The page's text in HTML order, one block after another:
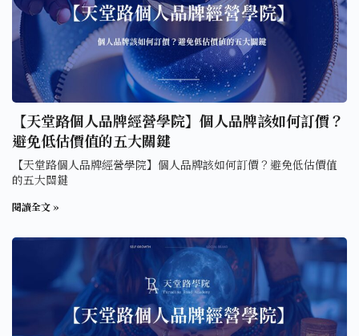
【天堂路個人品牌經營學院】個人品牌該如何訂價？
避免低估價值的五大關鍵
【天堂路個人品牌經營學院】個人品牌該如何訂價？避免低估價值
的五大關鍵
閱讀全文 »